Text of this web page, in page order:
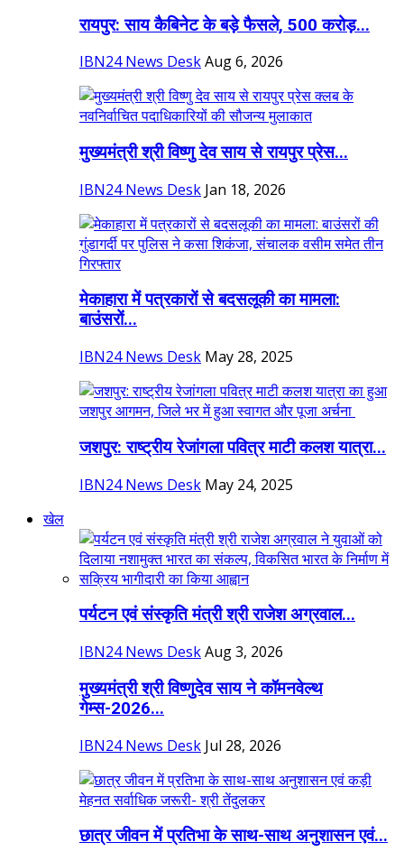
रायपुर: साय कैबिनेट के बड़े फैसले, 500 करोड़...
IBN24 News DeskAug 6, 2026
मुख्यमंत्री श्री विष्णु देव साय से रायपुर प्रेस...
IBN24 News Desk Jan 18, 2026
मेकाहारा में पत्रकारों से बदसलूकी का मामला:
बाउंसरों...
IBN24 News Desk May 28, 2025
जशपुर: राष्ट्रीय रेजांगला पवित्र माटी कलश यात्रा...
IBN24 News Desk May 24, 2025
खेल
पर्यटन एवं संस्कृति मंत्री श्री राजेश अग्रवाल...
IBN24 News DeskAug 3, 2026
मुख्यमंत्री श्री विष्णुदेव साय ने कॉमनवेल्थ
गेम्स-2026...
IBN24 News Desk Jul 28, 2026
छात्र जीवन में प्रतिभा के साथ-साथ अनुशासन एवं...